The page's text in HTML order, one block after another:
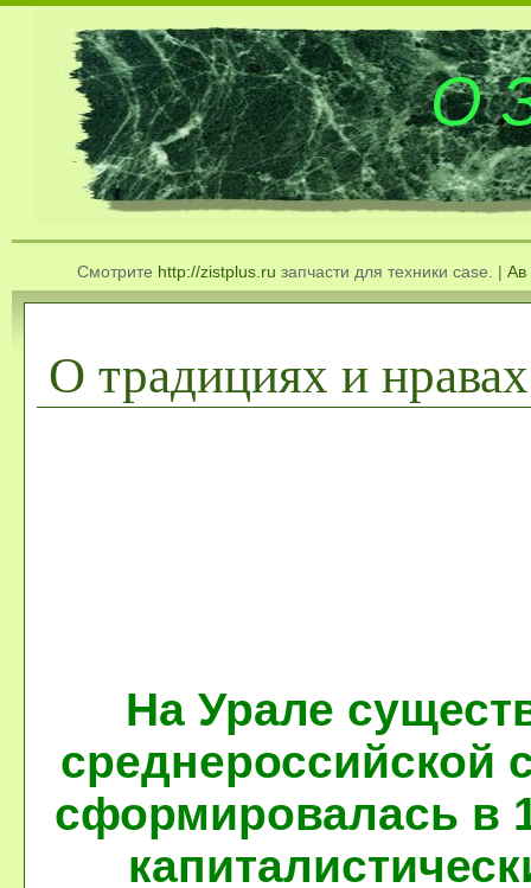
О
Смотрите http://zistplus.ru запчасти для техники case. | Ав
О традициях и
На Урале
среднероссийской
сформировалась в